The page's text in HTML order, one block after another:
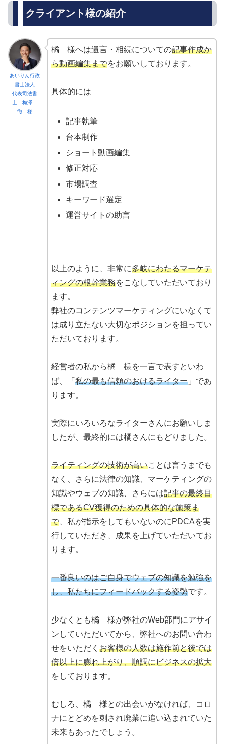
クライアント様の紹介
あいりん行政
書士法人
代表司法書
士 梅澤
徹 様
橘 様へは遺言・相続についての記事作成か
ら動画編集までをお願いしております。
具体的には
記事執筆
台本制作
ショート動画編集
修正対応
市場調査
キーワード選定
運営サイトの助言
以上のように、非常に多岐にわたるマーケテ
ィングの根幹業務をこなしていただいており
ます。
弊社のコンテンツマーケティングにいなくて
は成り立たない大切なポジションを担ってい
ただいております。
経営者の私から橘 様を一言で表すといわ
ば、「 私の最も信頼のおけるライター」であ
ります。
実際にいろいろなライターさんにお願いしま
したが、最終的には橘さんにもどりました。
ライティングの技術が高いことは言うまでも
なく、さらに法律の知識、マーケティングの
知識やウェブの知識、さらには記事の最終目
標であるCV獲得のための具体的な施策ま
で、私が指示をしてもいないのにPDCAを実
行していただき、成果を上げていただいてお
ります。
一番良いのはご自身でウェブの知識を勉強を
し、私たちにフィードバックする姿勢です。
少なくとも橘 様が弊社のWeb部門にアサイ
ンしていただいてから、弊社へのお問い合わ
せをいただく お客様の人数は施作前と後では
倍以上に膨れ上がり、順調にビジネスの拡大
をしております。
むしろ、橘 様との出会いがなければ、コロ
ナにとどめを刺され廃業に追い込まれていた
未来もあったでしょう。